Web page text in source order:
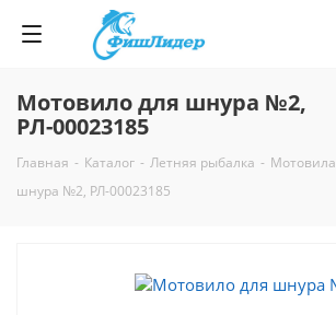
Мотовило для шнура №2,
РЛ-00023185
Главная - Каталог - Летняя рыбалка - Мотовила
шнура №2, РЛ-00023185